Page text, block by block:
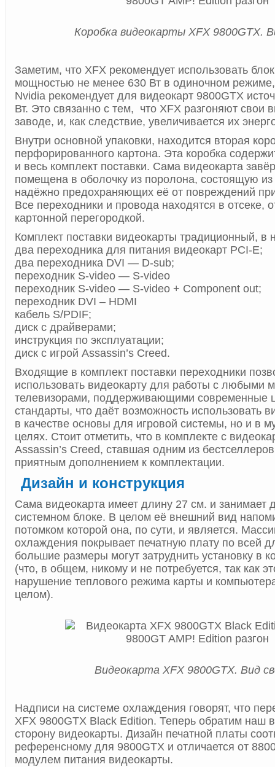
Коробка видеокарты XFX 9800GTX.
Заметим, что XFX рекомендует использовать
мощностью не менее 630 Вт в одиночном
Nvidia рекомендует для видеокарт 9800GTX
Вт. Это связанно с тем, что XFX разгоняют свои
заводе, и, как следствие, увеличивается их
Внутри основной упаковки, находится вторая
перфорированного картона. Эта коробка
и весь комплект поставки. Сама видеокарта
помещена в оболочку из поролона, состоящую из
надёжно предохраняющих её от повреждений
Все переходники и провода находятся в отсеке,
картонной перегородкой.
Комплект поставки видеокарты традиционный, в
два переходника для питания видеокарт PCI-E;
два переходника DVI — D-sub;
переходник S-video — S-video
переходник S-video — S-video + Component out;
переходник DVI – HDMI
кабель S/PDIF;
диск с драйверами;
инструкция по эксплуатации;
диск с игрой Assassin’s Creed.
Входящие в комплект поставки переходники
использовать видеокарту для работы с любыми
телевизорами, поддерживающими современные
стандарты, что даёт возможность использовать
в качестве основы для игровой системы, но и в
целях. Стоит отметить, что в комплекте с
Assassin’s Creed, ставшая одним из
приятным дополнением к комплектации.
Дизайн и конструкция
Сама видеокарта имеет длину 27 см. и занимает
системном блоке. В целом её внешний вид
потомком которой она, по сути, и является.
охлаждения покрывает печатную плату по всей
большие размеры могут затруднить установку в
(что, в общем, никому и не потребуется, так как
нарушение теплового режима карты и
целом).
Видеокарта XFX 9800GTX. Вид
Надписи на системе охлаждения говорят, что
XFX 9800GTX Black Edition. Теперь обратим наш
сторону видеокарты. Дизайн печатной платы
референсному для 9800GTX и отличается от
модулем питания видеокарты.